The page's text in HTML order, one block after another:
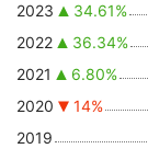
2023
34.61%
2022
36.34%
2021
6.80%
2020
14%
2019